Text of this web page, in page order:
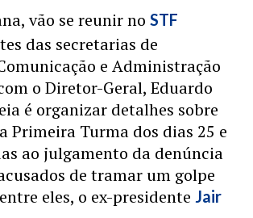
vão se reunir no STF
das secretarias de
e Administração
o Diretor-Geral, Eduardo
é organizar detalhes sobre
Primeira Turma dos dias 25 e
ao julgamento da denúncia
de tramar um golpe
eles, o ex-presidente Jair